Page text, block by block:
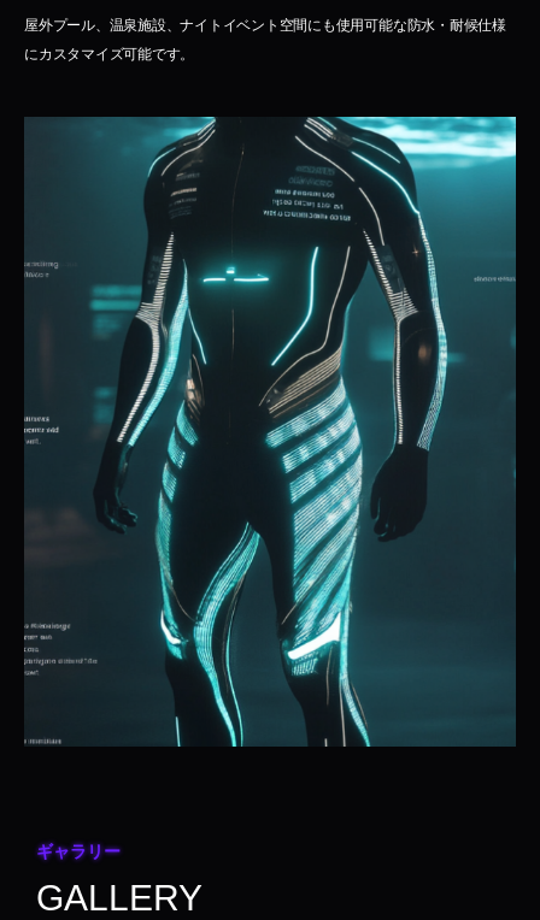
屋外プール、温泉施設、ナイトイベント空間にも使用可能な防水・耐候仕様
にカスタマイズ可能です。
ギャラリー
GALLERY